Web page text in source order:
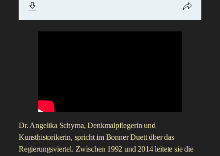
Dr. Angelika Schyma, Denkmalpflegerin und
Kunsthistorikerin, spricht im Bonner Duett über das
Regierungsviertel. Zwischen 1992 und 2014 leitete sie die